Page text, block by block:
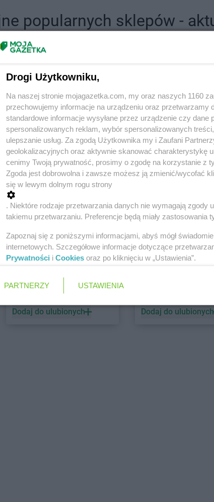
popularnych sklepów -
które działają w Polsce. Znajdziesz tutaj sklepy należące do lokalnych
POLOmarket
11 gazetek
Dodaj do ulubionych
PEPCO
1 gazetka
Dodaj do ulubionych
Auchan
Dodaj do ulubionych
Dodaj do ulubionych
Drogi Użytkowniku,
Na naszej stronie mojagazetka.com, my oraz naszych 1160
przechowujemy informacje na urządzeniu oraz przetwarzamy
standardowe informacje wysyłane przez urządzenie czy dane
spersonalizowanych reklam, wybór spersonalizowanych
ulepszanie usług. Za zgodą Użytkownika my i Zaufani
geolokalizacyjnych oraz aktywnie skanować charakterystykę
cenimy Twoją prywatność, prosimy o zgodę na korzystanie z
Zgoda jest dobrowolna i zawsze możesz ją zmienić/wycofać
się w lewym dolnym rogu strony
. Niektóre rodzaje przetwarzania danych nie wymagają
takiemu przetwarzaniu. Preferencje będą miały zastosowania
Zapoznaj się z poniższymi informacjami, abyś mógł
internetowych. Szczegółowe informacje dotyczące
Prywatności i Cookies oraz po kliknięciu w „Ustawienia”.
PARTNERZY USTAWIENIA